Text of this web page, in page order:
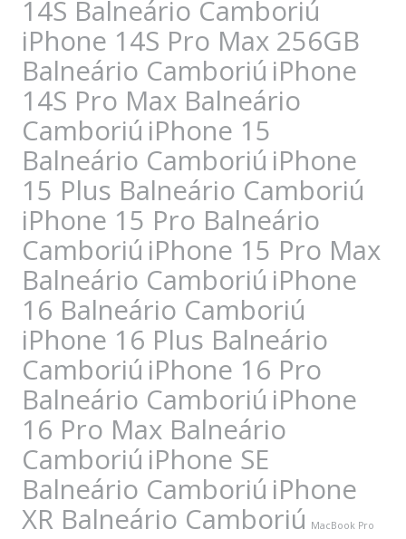
14S Balneário Camboriú
iPhone 14S Pro Max 256GB
Balneário Camboriú iPhone
14S Pro Max Balneário
Camboriú iPhone 15
Balneário Camboriú iPhone
15 Plus Balneário Camboriú
iPhone 15 Pro Balneário
Camboriú iPhone 15 Pro Max
Balneário Camboriú iPhone
16 Balneário Camboriú
iPhone 16 Plus Balneário
Camboriú iPhone 16 Pro
Balneário Camboriú iPhone
16 Pro Max Balneário
Camboriú iPhone SE
Balneário Camboriú iPhone
XR Balneário Camboriú MacBook Pro